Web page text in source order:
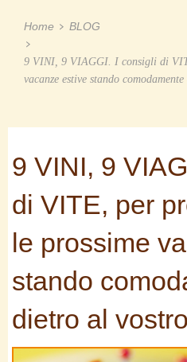
Home BLOG
9 VINI, 9 VIAGGI. I consigli di
vacanze estive stando
9 VINI, 9
di VITE, per
le prossime
stando
dietro al